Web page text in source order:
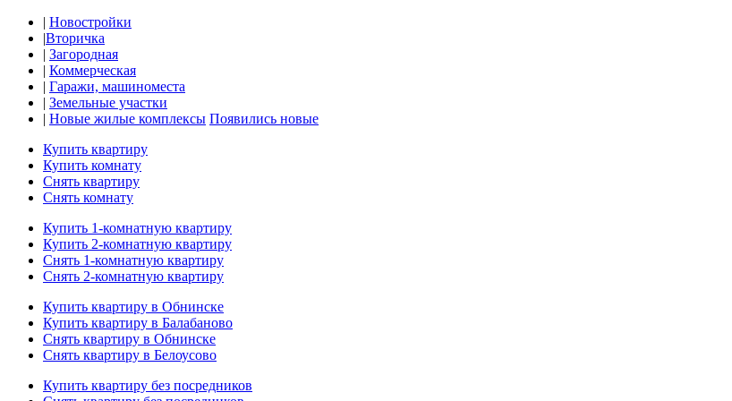
| Новостройки
|Вторичка
| Загородная
| Коммерческая
| Гаражи, машиноместа
| Земельные участки
| Новые жилые комплексы Появились новые
Купить квартиру
Купить комнату
Снять квартиру
Снять комнату
Купить 1-комнатную квартиру
Купить 2-комнатную квартиру
Снять 1-комнатную квартиру
Снять 2-комнатную квартиру
Купить квартиру в Обнинске
Купить квартиру в Балабаново
Снять квартиру в Обнинске
Снять квартиру в Белоусово
Купить квартиру без посредников